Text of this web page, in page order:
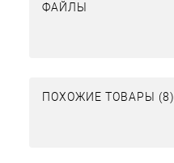
ФАЙЛЫ
ПОХОЖИЕ ТОВАРЫ (8)